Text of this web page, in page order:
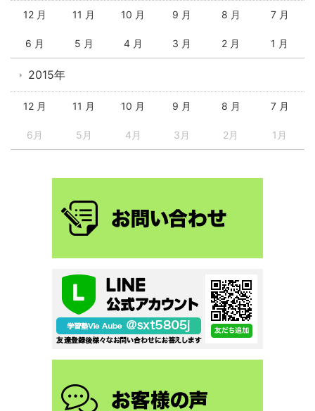
12 月 11 月 10 月 9 月 8 月 7 月
6 月 5 月 4 月 3 月 2 月 1 月
2015年
12 月 11 月 10 月 9 月 8 月 7 月
6月 5月 4月 3月 2月 1月